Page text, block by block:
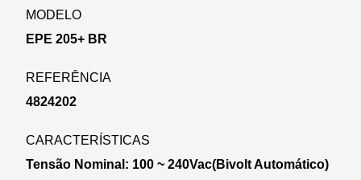
MODELO
EPE 205+ BR
REFERÊNCIA
4824202
CARACTERÍSTICAS
Tensão Nominal: 100 ~ 240Vac(Bivolt Automático)